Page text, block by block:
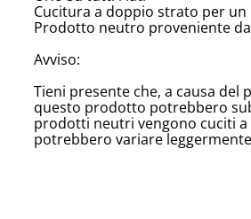
Cucitura a doppio strato per
Prodotto neutro proveniente
Avviso:
Tieni presente che, a causa del
questo prodotto potrebbero
prodotti neutri vengono cuciti
potrebbero variare